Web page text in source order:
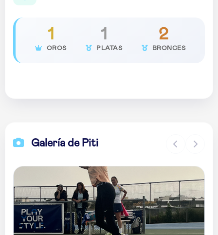
1
OROS
1
PLATAS
2
BRONCES
Galería de Piti